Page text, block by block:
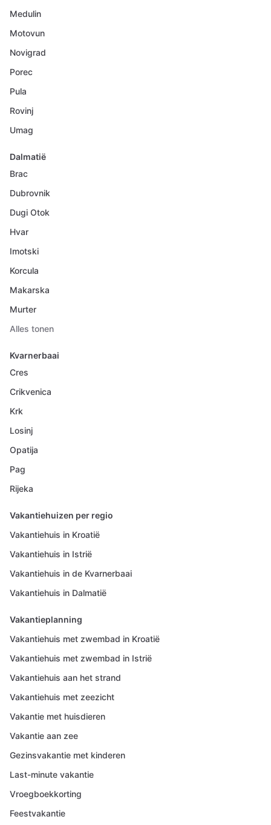
Medulin
Motovun
Novigrad
Porec
Pula
Rovinj
Umag
Dalmatië
Brac
Dubrovnik
Dugi Otok
Hvar
Imotski
Korcula
Makarska
Murter
Alles tonen
Kvarnerbaai
Cres
Crikvenica
Krk
Losinj
Opatija
Pag
Rijeka
Vakantiehuizen per regio
Vakantiehuis in Kroatië
Vakantiehuis in Istrië
Vakantiehuis in de Kvarnerbaai
Vakantiehuis in Dalmatië
Vakantieplanning
Vakantiehuis met zwembad in Kroatië
Vakantiehuis met zwembad in Istrië
Vakantiehuis aan het strand
Vakantiehuis met zeezicht
Vakantie met huisdieren
Vakantie aan zee
Gezinsvakantie met kinderen
Last-minute vakantie
Vroegboekkorting
Feestvakantie